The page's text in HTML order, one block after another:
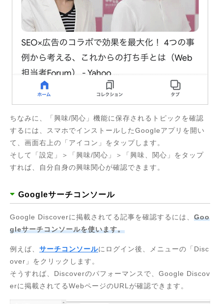
ちなみに、「興味/関心」機能に保存されるトピックを確認
するには、スマホでインストールしたGoogleアプリを開い
て、画面右上の「アイコン」をタップします。
そして「設定」＞「興味/関心」＞「興味、関心」をタップ
すれば、自分自身の興味関心が確認できます。
Googleサーチコンソール
Google Discoverに掲載されてる記事を確認するには、 Goo
gleサーチコンソールを使います。
例えば、 サーチコンソールにログイン後、メニューの「Disc
over」をクリックします。
そうすれば、Discoverのパフォーマンスで、Google Discov
erに掲載されてるWebページのURLが確認できます。